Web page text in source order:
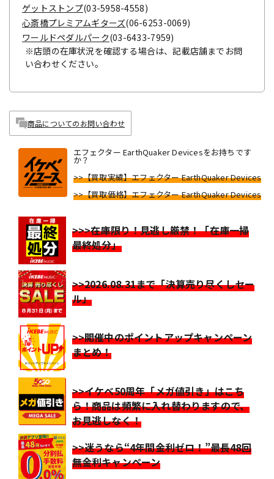
ゲットストンプ(03-5958-4558)
心斎橋プレミアムギターズ(06-6253-0069)
ワールドペダルパーク(03-6433-7959)
※店頭の在庫状況を確認する場合は、記載店舗までお問
い合わせください。
商品についてのお問い合わせ
エフェクター EarthQuaker Devicesをお持ちです
か？
>>【買取実績】エフェクター EarthQuaker Devices
>>【買取価格】エフェクター EarthQuaker Devices
>>>在庫限り！見逃し厳禁！「在庫一掃
最終処分」
>>2026.08.31まで「決算売り尽くしセー
ル」
>>開催中のポイントアップキャンペーン
まとめ！
>>イケベ50周年「メガ値引き」はこち
ら！商品は頻繁に入れ替わりますので、
お見逃しなく！
>>迷うなら“4年間金利ゼロ！”最長48回
無金利キャンペーン